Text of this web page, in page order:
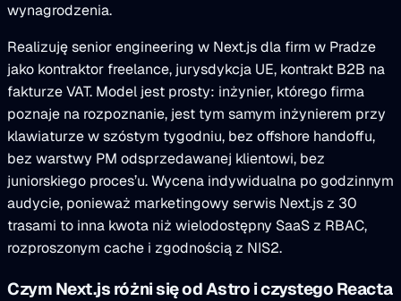
wynagrodzenia.
Realizuję senior engineering w Next.js dla firm w Pradze
jako kontraktor freelance, jurysdykcja UE, kontrakt B2B na
fakturze VAT. Model jest prosty: inżynier, którego firma
poznaje na rozpoznanie, jest tym samym inżynierem przy
klawiaturze w szóstym tygodniu, bez offshore handoffu,
bez warstwy PM odsprzedawanej klientowi, bez
juniorskiego proces’u. Wycena indywidualna po godzinnym
audycie, ponieważ marketingowy serwis Next.js z 30
trasami to inna kwota niż wielodostępny SaaS z RBAC,
rozproszonym cache i zgodnością z NIS2.
Czym Next.js różni się od Astro i czystego Reacta